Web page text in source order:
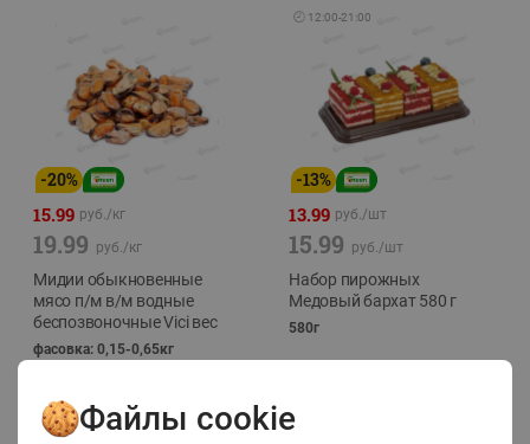
-20%
15.99 руб./кг
19.99 руб./кг
Мидии обыкновенные
мясо п/м в/м водные
беспозвоночные Vici вес
фасовка: 0,15-0,65кг
🕘 12:00-21:00
-13%
13.99 руб./шт
15.99 руб./шт
Набор пирожных
Медовый бархат 580 г
580г
Файлы cookie